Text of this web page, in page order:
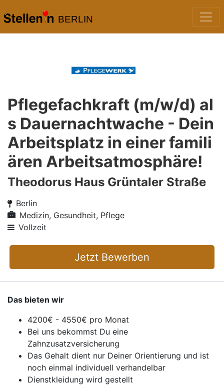
BERLIN
Pflegefachkraft (m/w/d) al
s Dauernachtwache - Dein
Arbeitsplatz in einer famili
ären Arbeitsatmosphäre!
Theodorus Haus Grüntaler Straße
Berlin
Medizin, Gesundheit, Pflege
Vollzeit
Jetzt Bewerben
Das bieten wir
4200€ - 4550€ pro Monat
Bei uns bekommst Du eine
Zahnzusatzversicherung
Das Gehalt dient nur Deiner Orientierung und ist
noch einmal individuell verhandelbar
Dienstkleidung wird gestellt